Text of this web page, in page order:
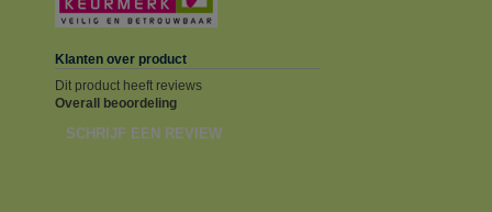
Klanten over product
Dit product heeft reviews
Overall beoordeling
SCHRIJF EEN REVIEW